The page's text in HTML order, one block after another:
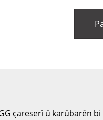
çareserî û karûbarên